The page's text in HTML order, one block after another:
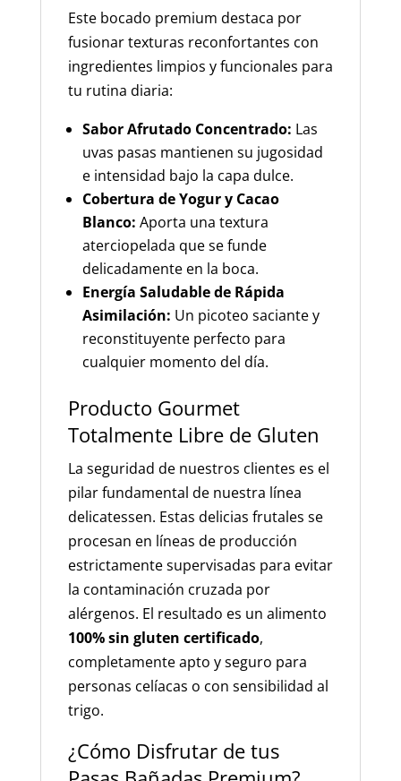
Este bocado premium destaca por
fusionar texturas reconfortantes con
ingredientes limpios y funcionales para
tu rutina diaria:
Sabor Afrutado Concentrado: Las
uvas pasas mantienen su jugosidad
e intensidad bajo la capa dulce.
Cobertura de Yogur y Cacao
Blanco: Aporta una textura
aterciopelada que se funde
delicadamente en la boca.
Energía Saludable de Rápida
Asimilación: Un picoteo saciante y
reconstituyente perfecto para
cualquier momento del día.
Producto Gourmet
Totalmente Libre de Gluten
La seguridad de nuestros clientes es el
pilar fundamental de nuestra línea
delicatessen. Estas delicias frutales se
procesan en líneas de producción
estrictamente supervisadas para evitar
la contaminación cruzada por
alérgenos. El resultado es un alimento
100% sin gluten certificado,
completamente apto y seguro para
personas celíacas o con sensibilidad al
trigo.
¿Cómo Disfrutar de tus